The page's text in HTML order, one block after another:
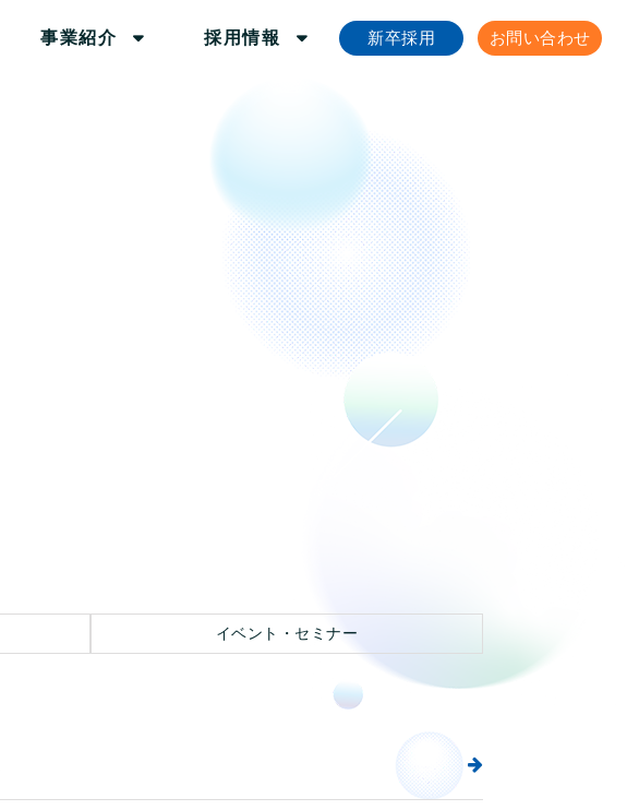
お問い合わせ
新卒採用
事業紹介 採用情報
イベント・セミナー